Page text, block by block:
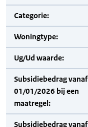
Categorie:
Woningtype:
Ug/Ud waarde:
Subsidiebedrag vanaf
01/01/2026 bij een
maatregel:
Subsidiebedrag vanaf